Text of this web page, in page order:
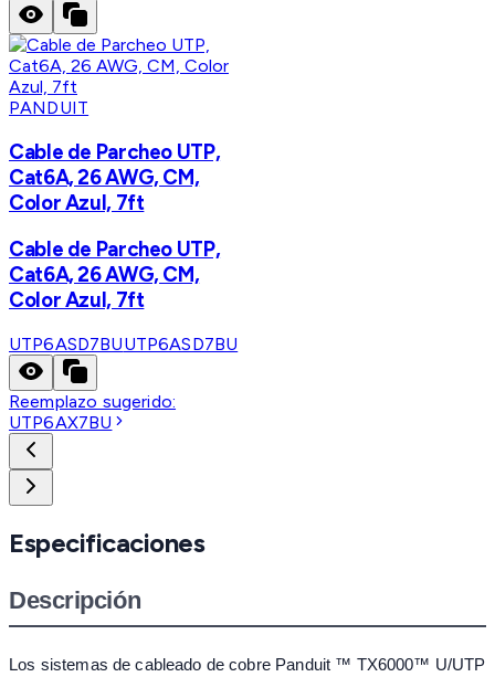
PANDUIT
Cable de Parcheo UTP,
Cat6A, 26 AWG, CM,
Color Azul, 7ft
Cable de Parcheo UTP,
Cat6A, 26 AWG, CM,
Color Azul, 7ft
UTP6ASD7BUUTP6ASD7BU
Reemplazo sugerido:
UTP6AX7BU
Especificaciones
Descripción
Los sistemas de cableado de cobre Panduit ™ TX6000™ U/UTP